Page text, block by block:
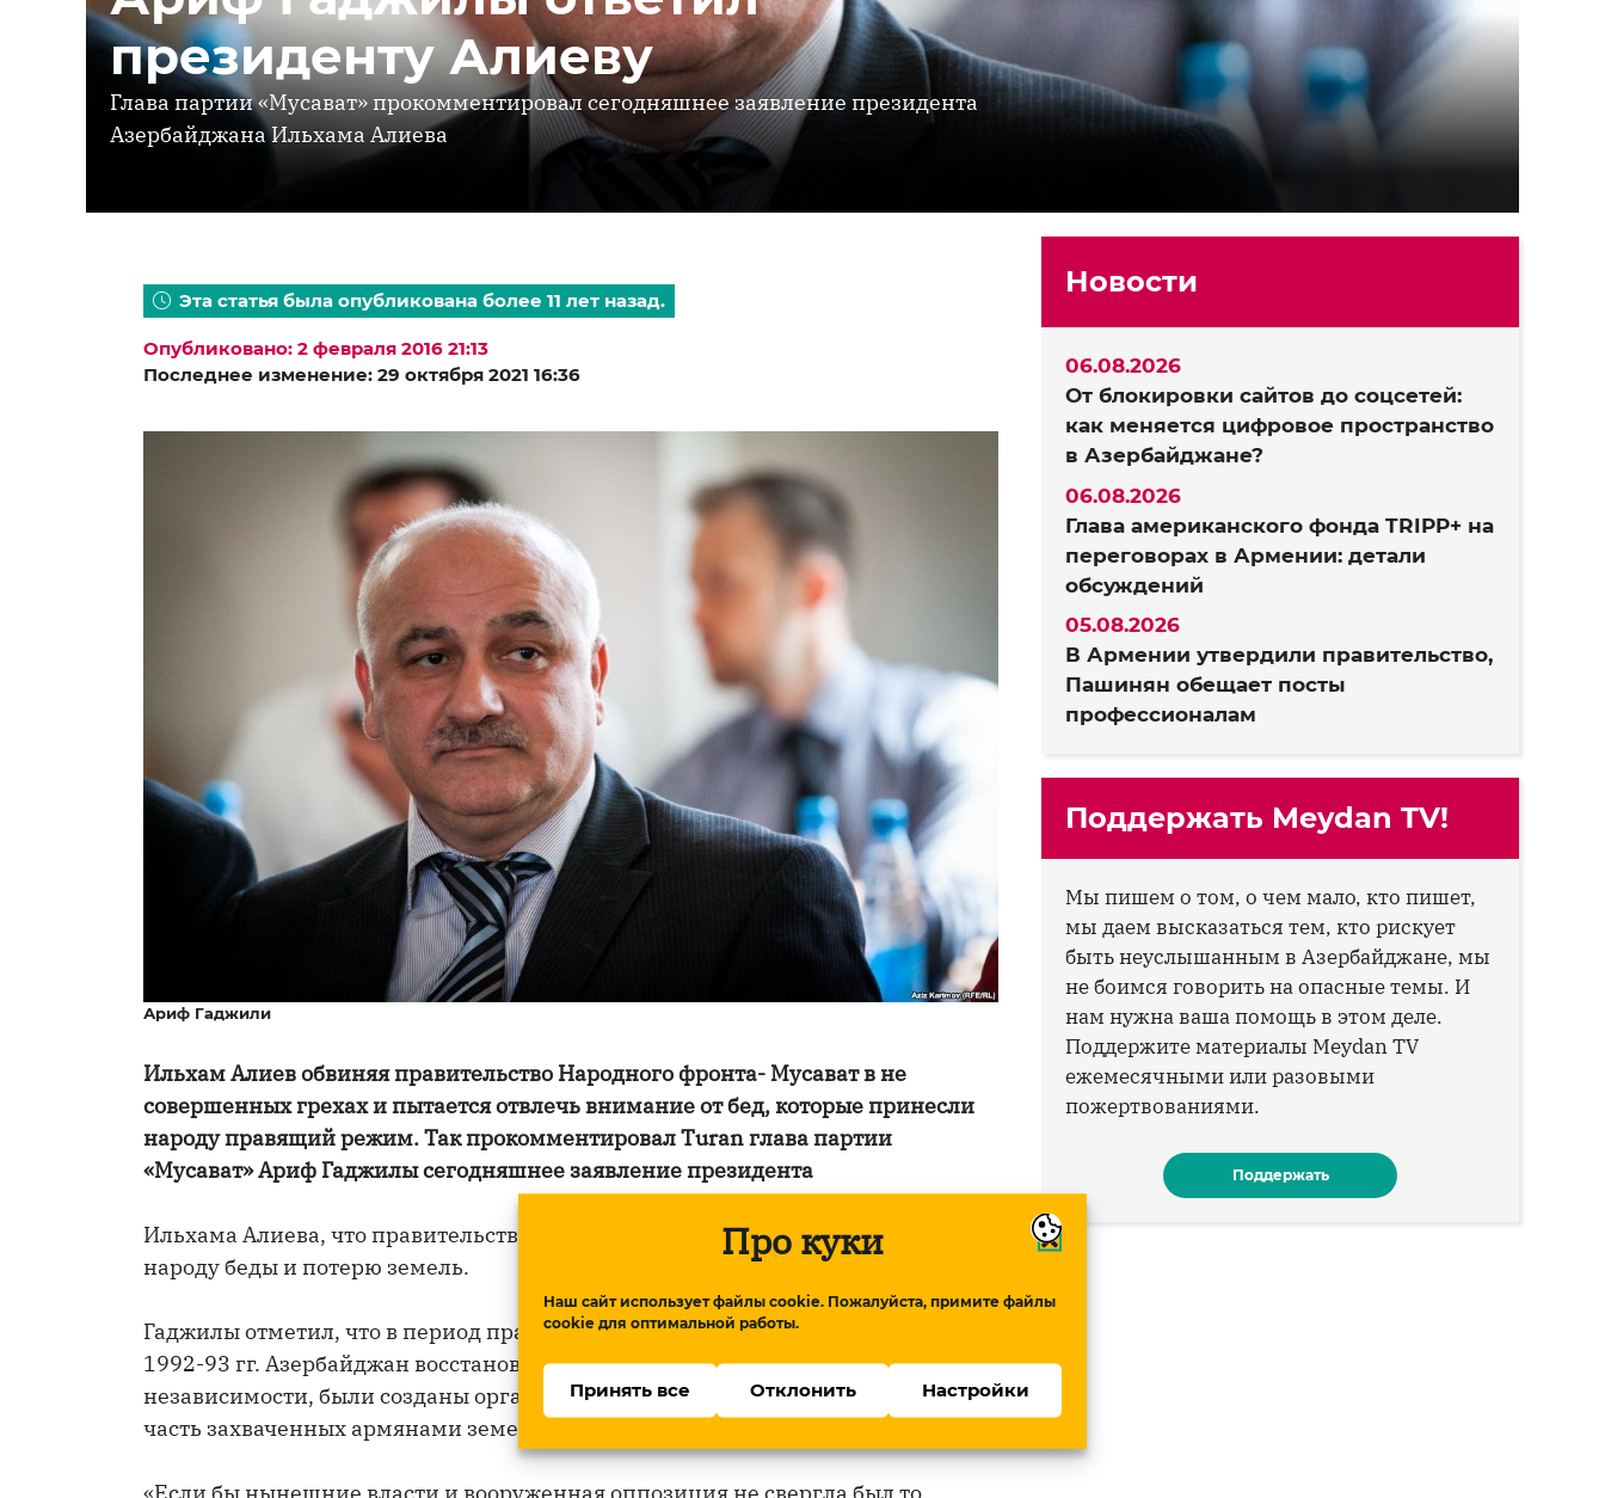
Про куки
Наш сайт использует файлы cookie. Пожалуйста, примите файлы
cookie для оптимальной работы.
Принять все Отклонить Настройки
президенту Алиеву
Глава партии «Мусават» прокомментировал сегодняшнее заявление президента
Азербайджана Ильхама Алиева
Эта статья была опубликована более 11 лет назад.
Опубликовано: 2 февраля 2016 21:13
Последнее изменение: 29 октября 2021 16:36
Ариф Гаджили
Ильхам Алиев обвиняя правительство Народного фронта- Мусават в не
совершенных грехах и пытается отвлечь внимание от бед, которые принесли
народу правящий режим. Так прокомментировал Turan глава партии
«Мусават» Ариф Гаджилы сегодняшнее заявление президента
Ильхама Алиева, что правительство Народного фронта — Мусават принесло
народу беды и потерю земель.
Гаджилы отметил, что в период правления президента Абульфаза Эльчибея
1992-93 гг. Азербайджан восстановил атрибуты государственной
независимости, были созданы органы управления, освобождены от оккупации
часть захваченных армянами земель.
«Если бы нынешние власти и вооруженная оппозиция не свергла был то
Новости
От блокировки сайтов до соцсетей:
как меняется цифровое пространство
в Азербайджане?
06.08.2026
Глава американского фонда TRIPP+ на
переговорах в Армении: детали
обсуждений
06.08.2026
В Армении утвердили правительство,
Пашинян обещает посты
профессионалам
05.08.2026
Поддержать Meydan TV!
Мы пишем о том, о чем мало, кто пишет,
мы даем высказаться тем, кто рискует
быть неуслышанным в Азербайджане, мы
не боимся говорить на опасные темы. И
нам нужна ваша помощь в этом деле.
Поддержите материалы Meydan TV
ежемесячными или разовыми
пожертвованиями.
Поддержать